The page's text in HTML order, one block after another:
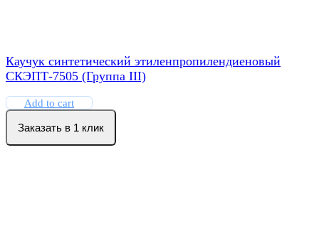
Каучук синтетический этиленпропилендиеновый
СКЭПТ-7505 (Группа III)
Add to cart
Заказать в 1 клик